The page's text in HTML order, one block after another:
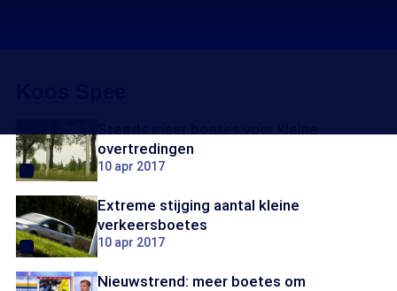
overtredingen
10 apr 2017
Extreme stijging aantal kleine
verkeersboetes
10 apr 2017
Nieuwstrend: meer boetes om